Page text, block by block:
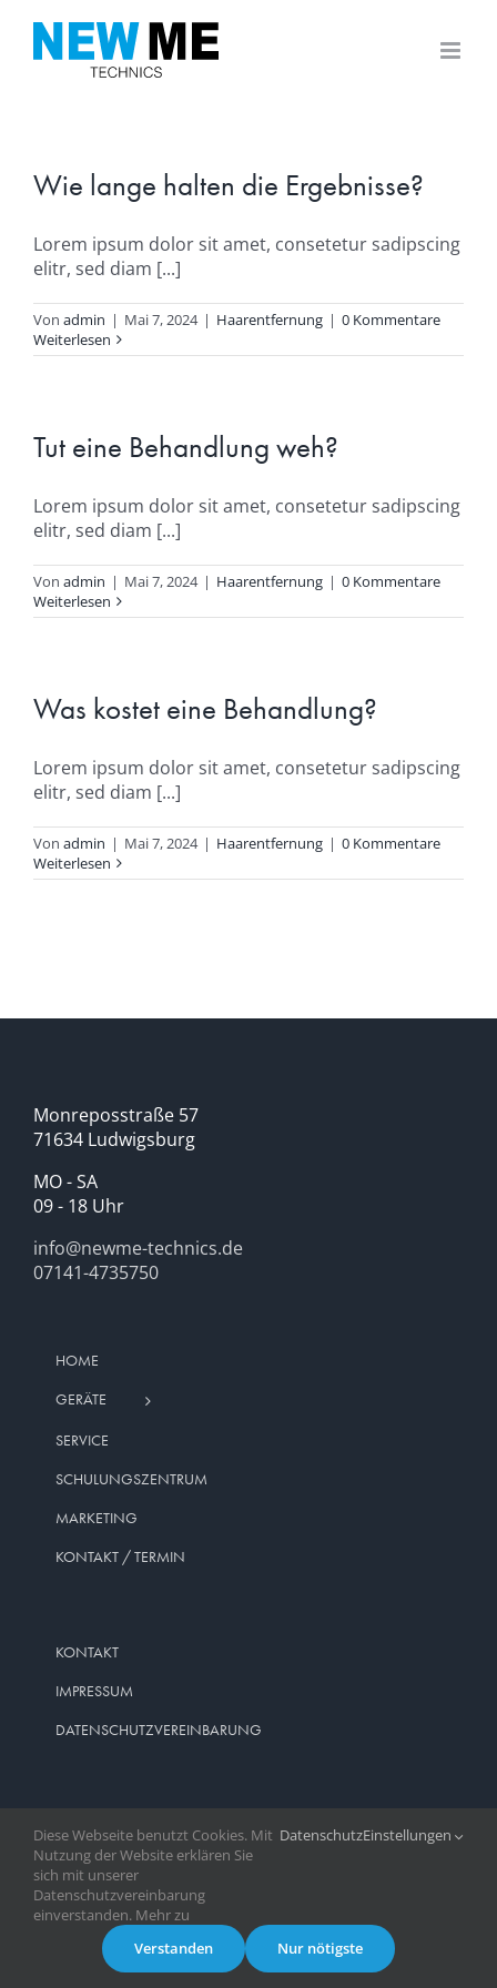
Inhalt
springen
Wie lange halten die Ergebnisse?
Lorem ipsum dolor sit amet, consetetur sadipscing
elitr, sed diam [...]
Von admin | Mai 7, 2024 | Haarentfernung | 0 Kommentare
Weiterlesen
Tut eine Behandlung weh?
Lorem ipsum dolor sit amet, consetetur sadipscing
elitr, sed diam [...]
Von admin | Mai 7, 2024 | Haarentfernung | 0 Kommentare
Weiterlesen
Was kostet eine Behandlung?
Lorem ipsum dolor sit amet, consetetur sadipscing
elitr, sed diam [...]
Von admin | Mai 7, 2024 | Haarentfernung | 0 Kommentare
Weiterlesen
Monreposstraße 57
71634 Ludwigsburg
MO - SA
09 - 18 Uhr
info@newme-technics.de
07141-4735750
HOME
GERÄTE
SERVICE
SCHULUNGSZENTRUM
MARKETING
KONTAKT / TERMIN
KONTAKT
IMPRESSUM
DATENSCHUTZVEREINBARUNG
Webdesign & Webhosting by
Facebook
X Instagram
Pinterest
Diese Webseite benutzt Cookies. Mit
Nutzung der Website erklären Sie
sich mit unserer
Datenschutzvereinbarung
einverstanden. Mehr zu
DatenschutzEinstellungen
Verstanden Nur nötigste